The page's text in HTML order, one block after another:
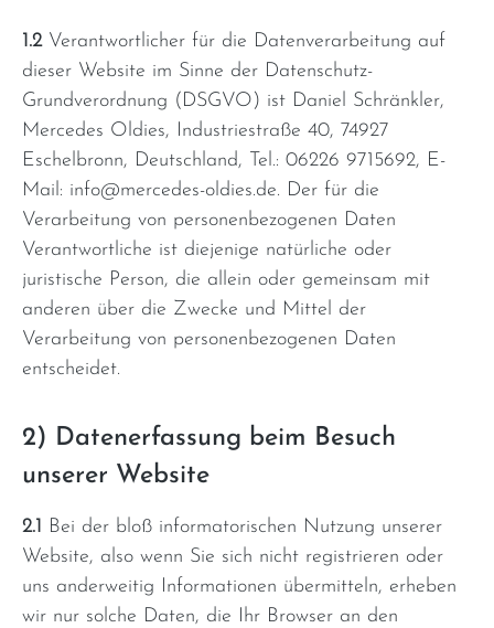
1.2Verantwortlicher für die Datenverarbeitung auf
dieser Website im Sinne der Datenschutz-
Grundverordnung (DSGVO) ist Daniel Schränkler,
Mercedes Oldies, Industriestraße 40, 74927
Eschelbronn, Deutschland, Tel.: 06226 9715692, E-
Mail: info@mercedes-oldies.de. Der für die
Verarbeitung von personenbezogenen Daten
Verantwortliche ist diejenige natürliche oder
juristische Person, die allein oder gemeinsam mit
anderen über die Zwecke und Mittel der
Verarbeitung von personenbezogenen Daten
entscheidet.
2) Datenerfassung beim Besuch
unserer Website
2.1
Bei der bloß informatorischen Nutzung unserer
Website, also wenn Sie sich nicht registrieren oder
uns anderweitig Informationen übermitteln, erheben
wir nur solche Daten, die Ihr Browser an den